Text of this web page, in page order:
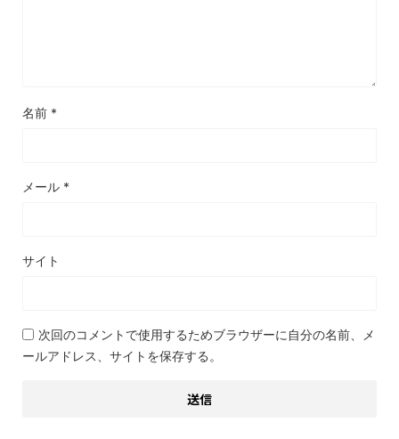
名前 *
メール *
サイト
次回のコメントで使用するためブラウザーに自分の名前、メ
ールアドレス、サイトを保存する。